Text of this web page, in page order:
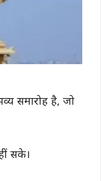
समारोह है, जो
सके।